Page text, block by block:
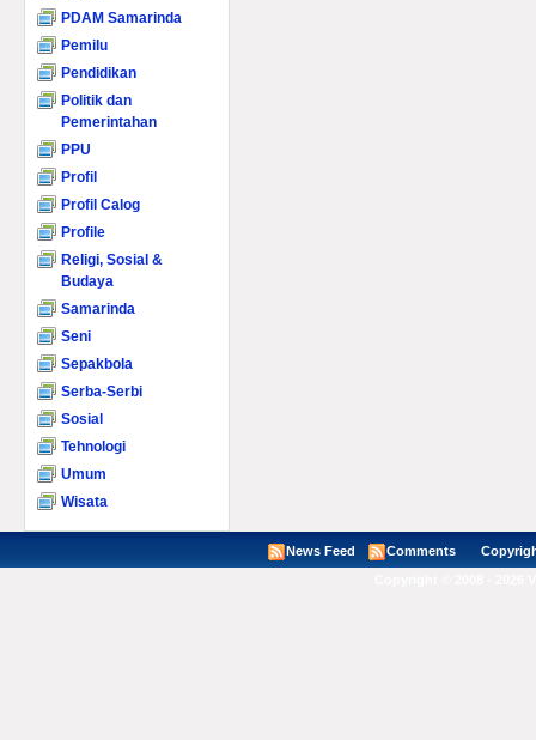
PDAM Samarinda
Pemilu
Pendidikan
Politik dan
Pemerintahan
PPU
Profil
Profil Calog
Profile
Religi, Sosial &
Budaya
Samarinda
Seni
Sepakbola
Serba-Serbi
Sosial
Tehnologi
Umum
Wisata
News Feed Comments Copyright